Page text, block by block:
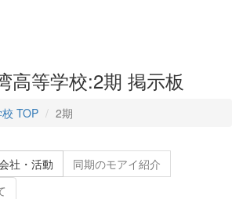
高等学校:2期 掲示板
TOP 2期
社・活動
同期のモアイ紹介